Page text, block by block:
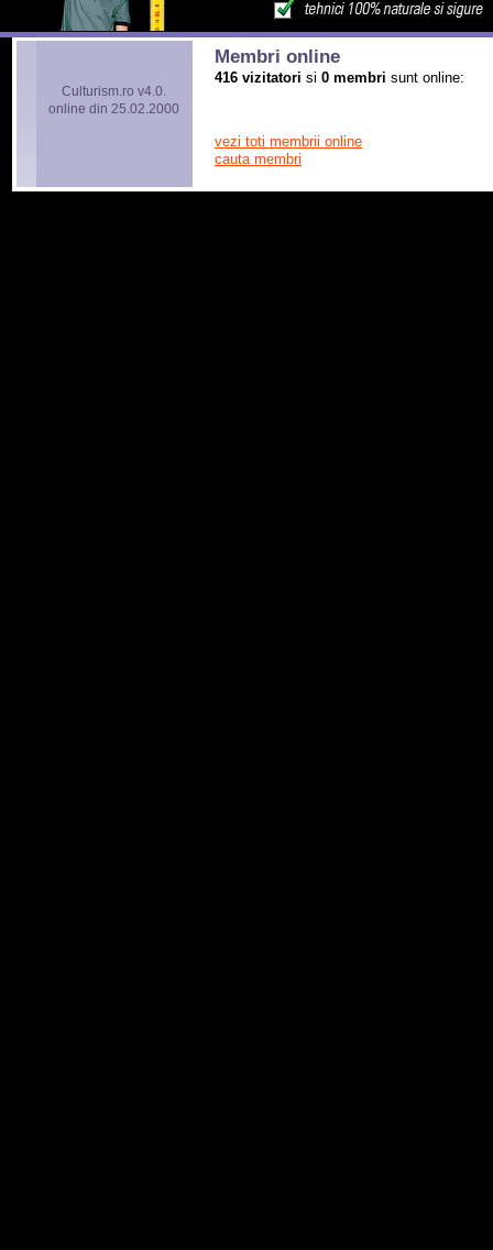
Culturism.ro v4.0.
online din 25.02.2000
Membri online
416 vizitatori si 0 membri sunt online:
vezi toti membrii online
cauta membri